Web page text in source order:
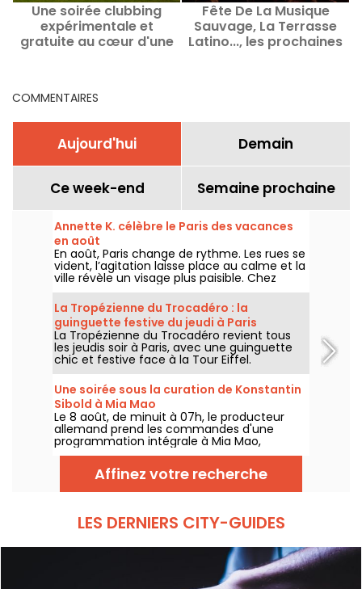
Une soirée clubbing
expérimentale et
gratuite au cœur d'une
Fête De La Musique
Sauvage, La Terrasse
Latino..., les prochaines
COMMENTAIRES
Aujourd'hui Demain
Ce week-end Semaine prochaine
Annette K. célèbre le Paris des vacances
en août
En août, Paris change de rythme. Les rues se
vident, l’agitation laisse place au calme et la
ville révèle un visage plus paisible. Chez
Annette K., on profite de cette parenthèse
unique pour prolonger l’esprit des vacances,
les pieds presque dans l’eau, avant le retour
à la rentrée.
La Tropézienne du Trocadéro : la
guinguette festive du jeudi à Paris
La Tropézienne du Trocadéro revient tous
les jeudis soir à Paris, avec une guinguette
chic et festive face à la Tour Eiffel.
Une soirée sous la curation de Konstantin
Sibold à Mia Mao
Le 8 août, de minuit à 07h, le producteur
allemand prend les commandes d'une
programmation intégrale à Mia Mao,
entouré de Hardt Antoine et EG, pour une
soirée qui traverse la house mélodique, la
techno et leurs zones frontières.
Affinez votre recherche
LES DERNIERS CITY-GUIDES